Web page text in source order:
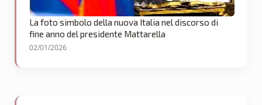
La foto simbolo della nuova Italia nel discorso di
fine anno del presidente Mattarella
02/01/2026